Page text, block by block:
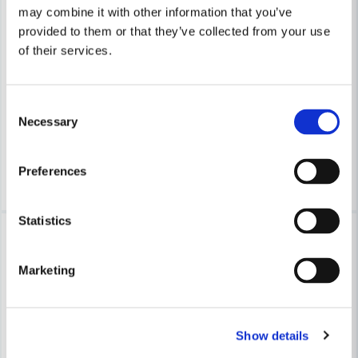
may combine it with other information that you’ve
provided to them or that they’ve collected from your use
of their services.
Selection
Necessary
Preferences
Statistics
Marketing
Show details
Skicka fråga
HOZELOCK
Hozelock Snabbkoppling Soft 12,5-15mm Bulk
Leveranstid ifrån leverantör ca
Köp
Leveranstid ifrån leverantör ca
-25%